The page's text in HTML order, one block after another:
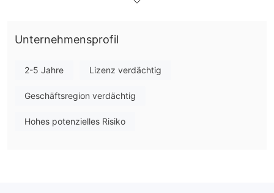
der registrierten Adresse house of francis, 303, iie du port,
jedoch, wenn es um die Regulierung geht, TFX Pro enttäuscht
reguliert wird. Deshalb hat wikifx ihm eine extrem niedrige
Punktzahl von 1,09/10 gegeben.
Unternehmensprofil
2-5 Jahre Lizenz verdächtig
Geschäftsregion verdächtig
Hohes potenzielles Risiko